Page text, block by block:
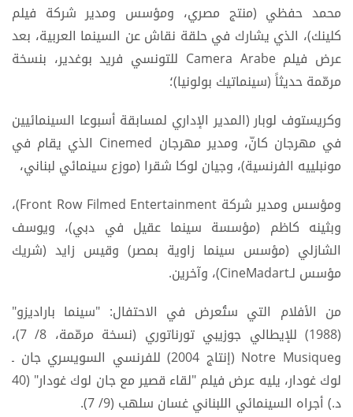
محمد حفظي (منتج مصري، ومؤسس ومدير شركة فيلم
كلينك)، الذي يشارك في حلقة نقاش عن السينما العربية، بعد
عرض فيلم Camera Arabe للتونسي فريد بوغدير، بنسخة
مرمّمة حديثاً (سينماتيك بولونيا)؛
وكريستوف لوبار (المدير الإداري لمسابقة أسبوعا السينمائيين
في مهرجان كانّ، ومدير مهرجان Cinemed الذي يقام في
مونبلييه الفرنسية)، وجيان لوكا شقرا (موزع سينمائي لبناني،
ومؤسس ومدير شركة Front Row Filmed Entertainment)،
وبثينه كاظم (مؤسسة سينما عقيل في دبي)، ويوسف
الشازلي (مؤسس سينما زاوية بمصر) وقيس زايد (شريك
مؤسس لـCineMadart)، وآخرين.
من الأفلام التي ستُعرض في الاحتفال: "سينما باراديزو"
(1988) للإيطالي جوزيبي تورناتوري (نسخة مرمّمة، 8/ 7)،
وNotre Musique (إنتاج 2004) للفرنسي السويسري جان ـ
لوك غودار، يليه عرض فيلم "لقاء قصير مع جان لوك غودار" (40
د.) أجراه السينمائي اللبناني غسان سلهب (9/ 7).